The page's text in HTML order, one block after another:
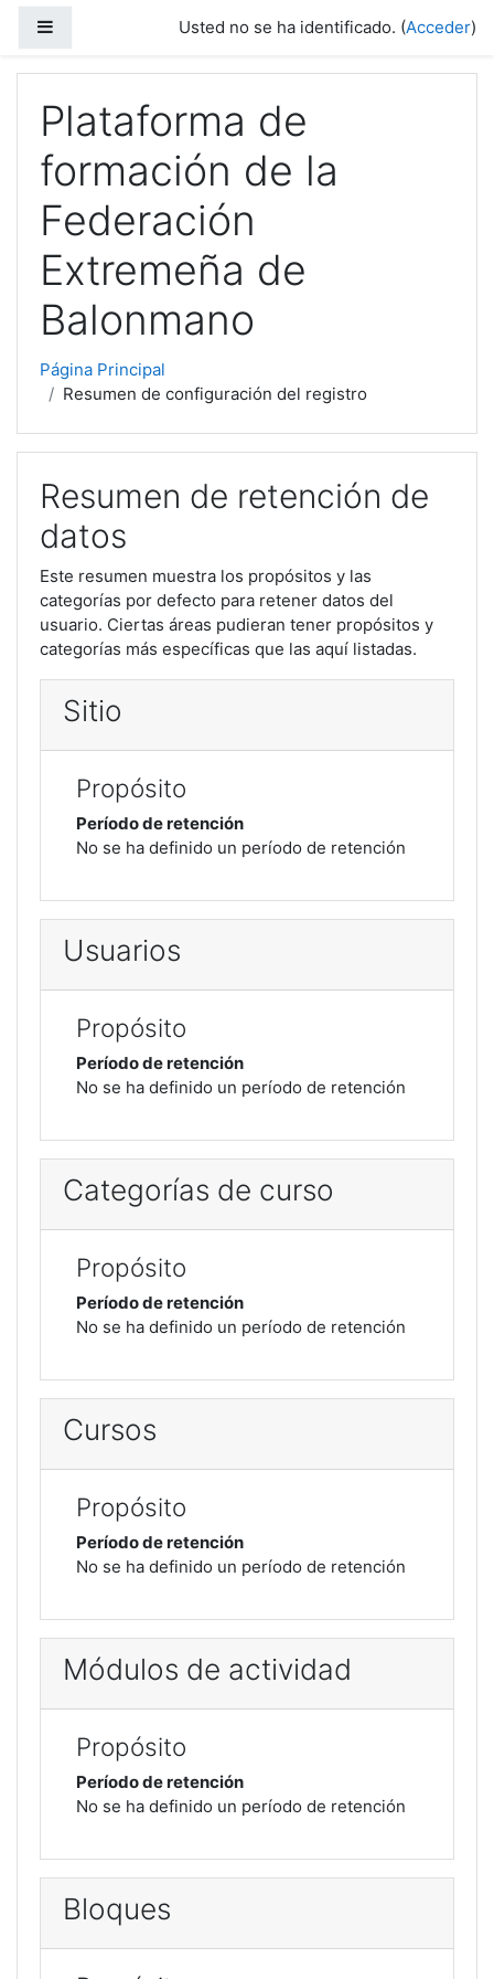
Usted no se ha identificado. (Acceder)
Plataforma de
formación de la
Federación
Extremeña de
Balonmano
Página Principal
Resumen de configuración del registro
Resumen de retención de
datos
Este resumen muestra los propósitos y las
categorías por defecto para retener datos del
usuario. Ciertas áreas pudieran tener propósitos y
categorías más específicas que las aquí listadas.
Sitio
Propósito
Período de retención
No se ha definido un período de retención
Usuarios
Propósito
Período de retención
No se ha definido un período de retención
Categorías de curso
Propósito
Período de retención
No se ha definido un período de retención
Cursos
Propósito
Período de retención
No se ha definido un período de retención
Módulos de actividad
Propósito
Período de retención
No se ha definido un período de retención
Bloques